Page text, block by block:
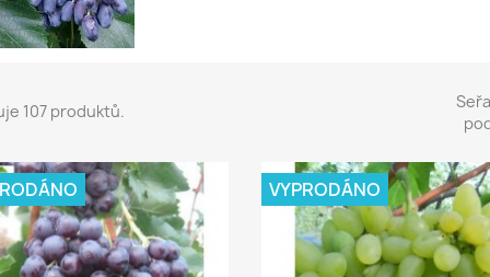
107 produktů.
VYPRODÁNO